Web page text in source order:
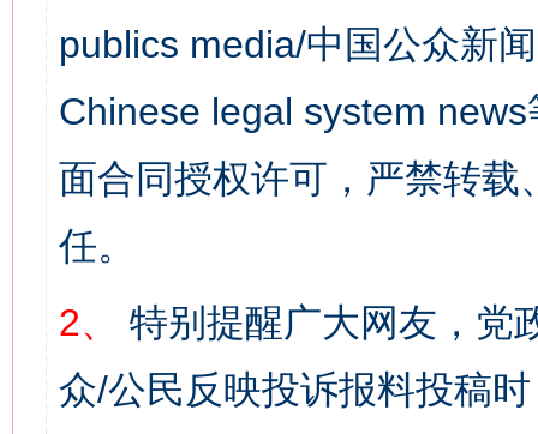
publics media/中国公众新
Chinese legal system
面合同授权许可，严禁转
任。
2、
特别提醒广大网友，党
众/公民反映投诉报料投稿